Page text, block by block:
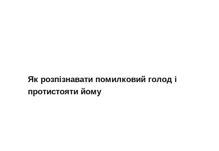
Як розпізнавати помилковий голод і
протистояти йому